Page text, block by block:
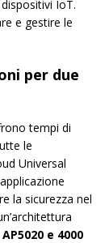
IoT.
e gestire le
per due
tempi di
le
Universal
la sicurezza nel
AP5020 e 4000